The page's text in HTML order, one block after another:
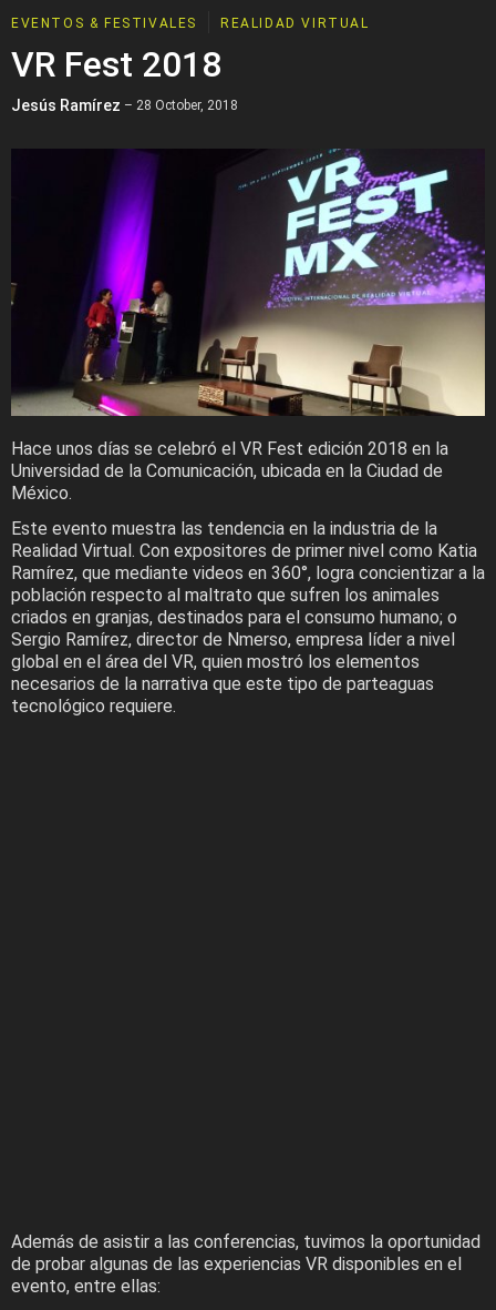
EVENTOS & FESTIVALES REALIDAD VIRTUAL
VR Fest 2018
Jesús Ramírez – 28 October, 2018
Hace unos días se celebró el VR Fest edición 2018 en la
Universidad de la Comunicación, ubicada en la Ciudad de
México.
Este evento muestra las tendencia en la industria de la
Realidad Virtual. Con expositores de primer nivel como Katia
Ramírez, que mediante videos en 360°, logra concientizar a la
población respecto al maltrato que sufren los animales
criados en granjas, destinados para el consumo humano; o
Sergio Ramírez, director de Nmerso, empresa líder a nivel
global en el área del VR, quien mostró los elementos
necesarios de la narrativa que este tipo de parteaguas
tecnológico requiere.
Además de asistir a las conferencias, tuvimos la oportunidad
de probar algunas de las experiencias VR disponibles en el
evento, entre ellas: